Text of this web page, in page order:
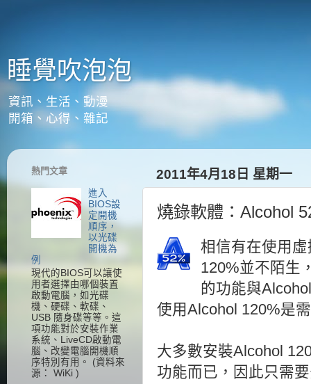
睡覺吹泡泡
資訊、生活、動漫
開箱、心得、雜記
2011年4月18日 星期一
燒錄軟體：Alcohol
相信有在使用
120%並不陌生
的功能與
使用Alcohol 120%是
大多數安裝Alcohol
功能而已，因此只需
熱門文章
進入
BIOS設
定開機
順序，
以光碟
開機為
例
現代的BIOS可以讓使
用者選擇由哪個裝置
啟動電腦，如光碟
機、硬碟、軟碟、
USB 隨身碟等等。這
項功能對於安裝作業
系統、LiveCD啟動電
腦、改變電腦開機順
序特別有用。 (資料來
源： WiKi )